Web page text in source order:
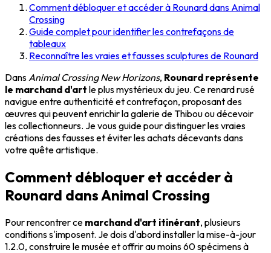
Comment débloquer et accéder à Rounard dans Animal
Crossing
Guide complet pour identifier les contrefaçons de
tableaux
Reconnaître les vraies et fausses sculptures de Rounard
Dans Animal Crossing New Horizons, Rounard représente
le marchand d'art le plus mystérieux du jeu. Ce renard rusé
navigue entre authenticité et contrefaçon, proposant des
œuvres qui peuvent enrichir la galerie de Thibou ou décevoir
les collectionneurs. Je vous guide pour distinguer les vraies
créations des fausses et éviter les achats décevants dans
votre quête artistique.
Comment débloquer et accéder à
Rounard dans Animal Crossing
Pour rencontrer ce marchand d'art itinérant, plusieurs
conditions s'imposent. Je dois d'abord installer la mise-à-jour
1.2.0, construire le musée et offrir au moins 60 spécimens à